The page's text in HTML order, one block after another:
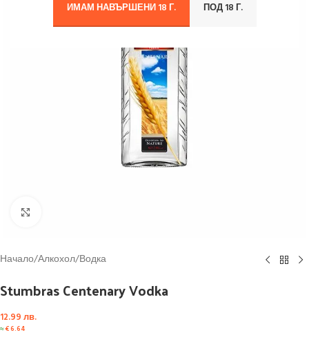
ИМАМ НАВЪРШЕНИ 18 Г. ПОД 18 Г.
Начало/Алкохол/Водка
Stumbras Centenary Vodka
12.99 лв.
≈€6.64